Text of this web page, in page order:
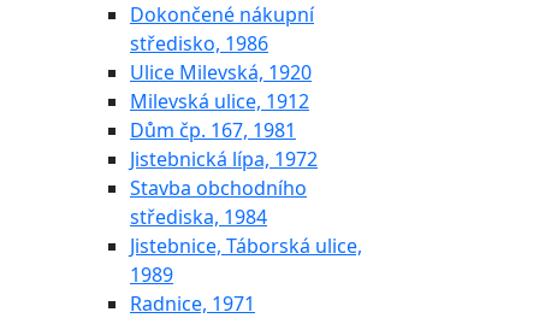
Dokončené nákupní
středisko, 1986
Ulice Milevská, 1920
Milevská ulice, 1912
Dům čp. 167, 1981
Jistebnická lípa, 1972
Stavba obchodního
střediska, 1984
Jistebnice, Táborská ulice,
1989
Radnice, 1971